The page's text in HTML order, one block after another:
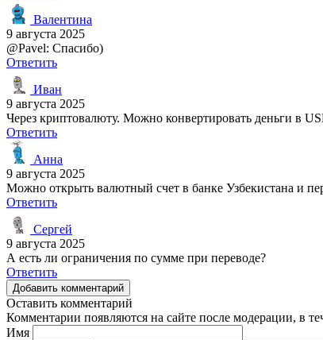
Валентина
9 августа 2025
@Pavel: Спасибо)
Ответить
Иван
9 августа 2025
Через криптовалюту. Можно конвертировать деньги в
Ответить
Анна
9 августа 2025
Можно открыть валютный счет в банке Узбекистана и
Ответить
Сергей
9 августа 2025
А есть ли ограничения по сумме при переводе?
Ответить
Добавить комментарий
Оставить комментарий
Комментарии появляются на сайте после модерации, в
Имя